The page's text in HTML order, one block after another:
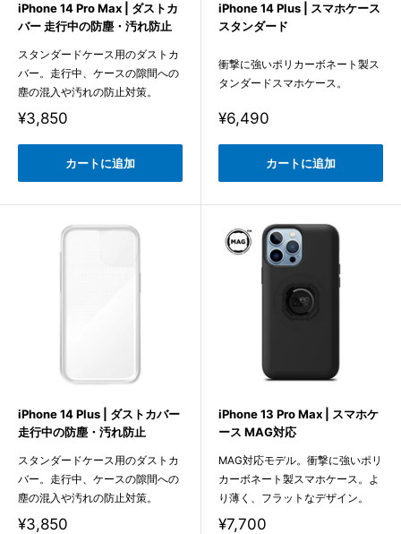
iPhone 14 Pro Max | ダストカ
バー 走行中の防塵・汚れ防止
スタンダードケース用のダストカ
バー。走行中、ケースの隙間への
塵の混入や汚れの防止対策。
販
価
¥3,850
カートに追加
iPhone 14 Plus | スマホケース
スタンダード
衝撃に強いポリカーボネート製ス
タンダードスマホケース。
販
価
¥6,490
カートに追加
iPhone 14 Plus | ダストカバー
走行中の防塵・汚れ防止
スタンダードケース用のダストカ
バー。走行中、ケースの隙間への
塵の混入や汚れの防止対策。
販
¥3,850
iPhone 13 Pro Max | スマホケ
ース MAG対応
MAG対応モデル。衝撃に強いポリ
カーボネート製スマホケース。よ
り薄く、フラットなデザイン。
販
¥7,700